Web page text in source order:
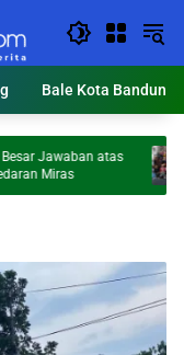
Bale Kota Bandung
atas
2026